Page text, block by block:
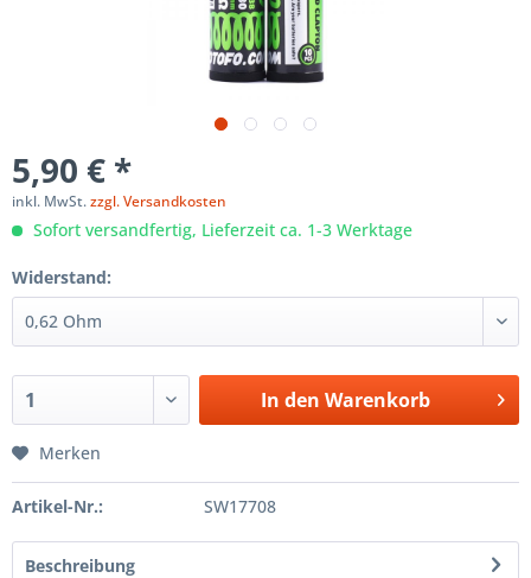
5,90 € *
inkl. MwSt.zzgl. Versandkosten
Sofort versandfertig, Lieferzeit ca. 1-3 Werktage
Widerstand:
In den Warenkorb
Merken
Artikel-Nr.: SW17708
Beschreibung